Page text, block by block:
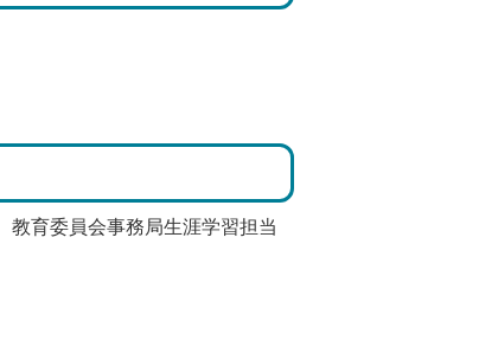
教育委員会事務局生涯学習担当